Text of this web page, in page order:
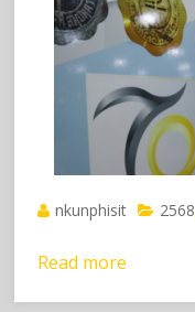
nkunphisit 2568
Read more